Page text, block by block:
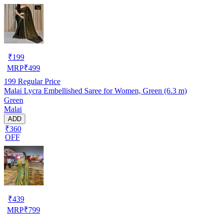
₹199
MRP₹499
199 Regular Price
Malai Lycra Embellished Saree for Women, Green (6.3 m)
Green
Malai
ADD
₹360
OFF
₹439
MRP₹799